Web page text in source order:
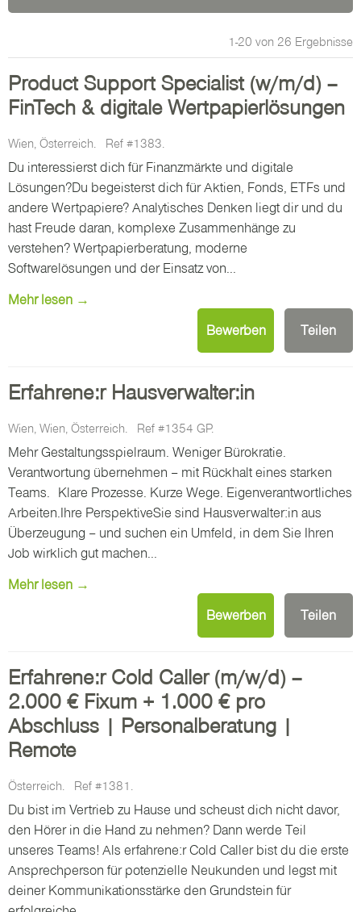
1-20 von 26 Ergebnisse
Product Support Specialist (w/m/d) –
FinTech & digitale Wertpapierlösungen
Wien, Österreich. Ref #1383.
Du interessierst dich für Finanzmärkte und digitale
Lösungen?Du begeisterst dich für Aktien, Fonds, ETFs und
andere Wertpapiere? Analytisches Denken liegt dir und du
hast Freude daran, komplexe Zusammenhänge zu
verstehen? Wertpapierberatung, moderne
Softwarelösungen und der Einsatz von...
Mehr lesen →
Bewerben Teilen
Erfahrene:r Hausverwalter:in
Wien, Wien, Österreich. Ref #1354 GP.
Mehr Gestaltungsspielraum. Weniger Bürokratie.
Verantwortung übernehmen – mit Rückhalt eines starken
Teams. Klare Prozesse. Kurze Wege. Eigenverantwortliches
Arbeiten.Ihre PerspektiveSie sind Hausverwalter:in aus
Überzeugung – und suchen ein Umfeld, in dem Sie Ihren
Job wirklich gut machen...
Mehr lesen →
Bewerben Teilen
Erfahrene:r Cold Caller (m/w/d) –
2.000 € Fixum + 1.000 € pro
Abschluss | Personalberatung |
Remote
Österreich. Ref #1381.
Du bist im Vertrieb zu Hause und scheust dich nicht davor,
den Hörer in die Hand zu nehmen? Dann werde Teil
unseres Teams! Als erfahrene:r Cold Caller bist du die erste
Ansprechperson für potenzielle Neukunden und legst mit
deiner Kommunikationsstärke den Grundstein für